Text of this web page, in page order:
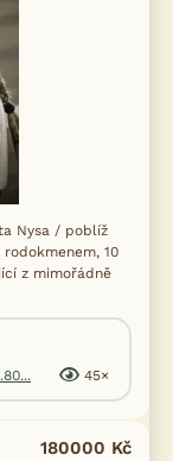
Nysa / poblíž
10
z mimořádně
45×
180000 Kč